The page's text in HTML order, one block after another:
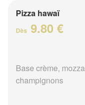
Pizza hawaï
Dès 9.80 €
Base crème,
champignons